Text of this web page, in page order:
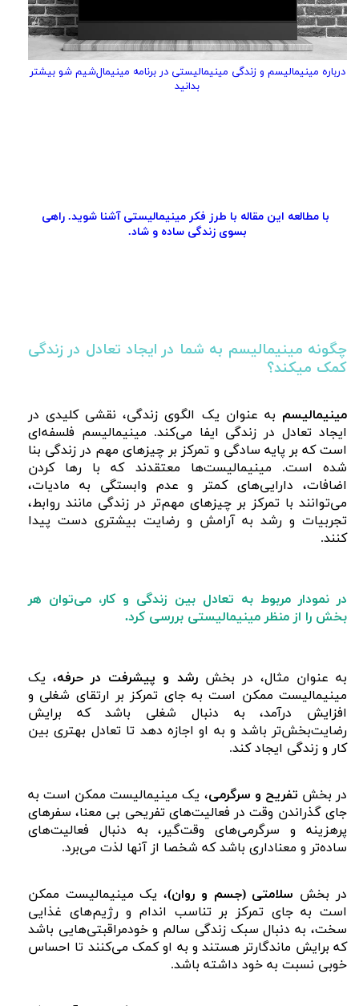
درباره مینیمالیسم و زندگی مینیمالیستی در برنامه مینیمال‌شیم شو بیشتر
بدانید
با مطالعه این مقاله با طرز فکر مینیمالیستی آشنا شوید. راهی
بسوی زندگی ساده و شاد.
چگونه مینیمالیسم به شما در ایجاد تعادل در زندگی
کمک میکند؟
مینیمالیسم به عنوان یک الگوی زندگی، نقشی کلیدی در
ایجاد تعادل در زندگی ایفا می‌کند. مینیمالیسم فلسفه‌ای
است که بر پایه سادگی و تمرکز بر چیزهای مهم در زندگی بنا
شده است. مینیمالیست‌ها معتقدند که با رها کردن
اضافات، دارایی‌های کمتر و عدم وابستگی به مادیات،
می‌توانند با تمرکز بر چیزهای مهم‌تر در زندگی مانند روابط،
تجربیات و رشد به آرامش و رضایت بیشتری دست پیدا
کنند.
در نمودار مربوط به تعادل بین زندگی و کار، می‌توان هر
بخش را از منظر مینیمالیستی بررسی کرد.
به عنوان مثال، در بخشرشد و پیشرفت در حرفه، یک
مینیمالیست ممکن است به جای تمرکز بر ارتقای شغلی و
افزایش درآمد، به دنبال شغلی باشد که برایش
رضایت‌بخش‌تر باشد و به او اجازه دهد تا تعادل بهتری بین
کار و زندگی ایجاد کند.
در بخش تفریح و سرگرمی، یک مینیمالیست ممکن است به
جای گذراندن وقت در فعالیت‌های تفریحی بی معنا، سفرهای
پرهزینه و سرگرمی‌های وقت‌گیر، به دنبال فعالیت‌های
ساده‌تر و معناداری باشد که شخصا از آنها لذت می‌برد.
در بخش سلامتی (جسم و روان)، یک مینیمالیست ممکن
است به جای تمرکز بر تناسب اندام و رژیم‌های غذایی
سخت، به دنبال سبک زندگی سالم و خودمراقبتی‌هایی باشد
که برایش ماندگارتر هستند و به او کمک می‌کنند تا احساس
خوبی نسبت به خود داشته باشد.